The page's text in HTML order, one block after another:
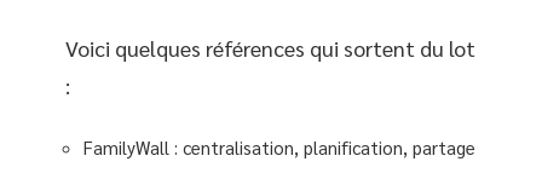
Voici quelques références qui sortent du lot
:
FamilyWall : centralisation, planification, partage